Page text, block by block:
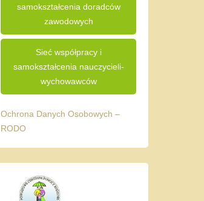
samokształcenia doradców
zawodowych
Sieć współpracy i
samokształcenia nauczycieli-
wychowawców
Ochrona Danych Osobowych –
RODO